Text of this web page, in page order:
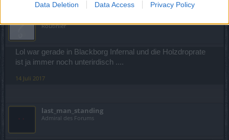
Data Deletion Data Access Privacy Policy
Routinier
Lol war gerade in Blackborg Infernal und die Holzdroprate
ist ja immer noch unterirdisch ....
14 Juli 2017
last_man_standing
Admiral des Forums